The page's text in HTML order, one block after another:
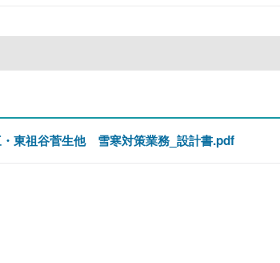
東祖谷菅生他 雪寒対策業務_設計書.pdf